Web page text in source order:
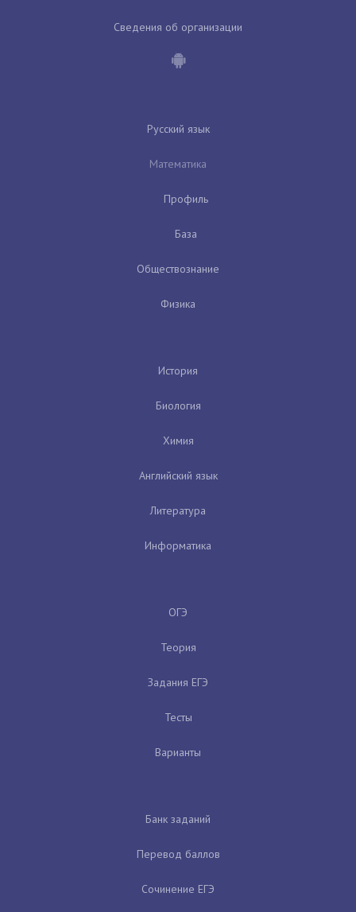
Сведения об организации
Русский язык
Математика
Профиль
База
Обществознание
Физика
История
Биология
Химия
Английский язык
Литература
Информатика
ОГЭ
Теория
Задания ЕГЭ
Тесты
Варианты
Банк заданий
Перевод баллов
Сочинение ЕГЭ